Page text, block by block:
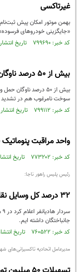
غیرتاکسی
بهمن موتور امکان پیش
«جایگزینی خودروهای
کد خبر: ۷۹۹۶۹۰ تاریخ انتشار : ۱۴۰۱/۰۸/۰۴
بیش از ۵۰ درصد ناوگان حمل ونقل عمومی کشور فرسوده است
بیش از ۵۰ درصد
سوخت نامرغوب هم در تشدید
کد خبر: ۷۹۹۱۱۲ تاریخ انتشار : ۱۴۰۱/۰۷/۲۸
واحد مراقبت
کد خبر: ۷۷۳۲۰۲ تاریخ انتشار : ۱۴۰۴/۱۲/۰۳
رئیس پلیس راهور ناجا:
۳۲ درصد کل وسایل نقلیه کشور فرسوده است
جانباختگان داشته ایم.
کد خبر: ۷۶۰۵۲۲ تاریخ انتشار : ۱۴۰۰/۱۱/۰۶
مدیرعامل اتحادیه تاکسیرانی‌های